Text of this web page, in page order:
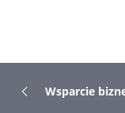
Wsparcie